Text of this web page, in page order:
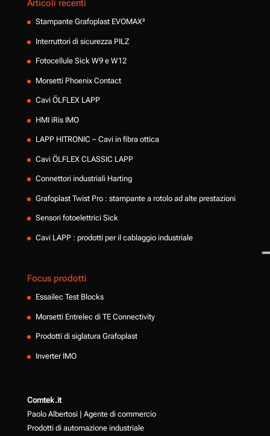
Articoli recenti
Stampante Grafoplast EVOMAX²
Interruttori di sicurezza PILZ
Fotocellule Sick W9 e W12
Morsetti Phoenix Contact
Cavi ÖLFLEX LAPP
HMI iRis IMO
LAPP HITRONIC – Cavi in fibra ottica
Cavi ÖLFLEX CLASSIC LAPP
Connettori industriali Harting
Grafoplast Twist Pro : stampante a rotolo ad alte prestazioni
Sensori fotoelettrici Sick
Cavi LAPP : prodotti per il cablaggio industriale
Focus prodotti
Essailec Test Blocks
Morsetti Entrelec di TE Connectivity
Prodotti di siglatura Grafoplast
Inverter IMO
Comtek.it
Paolo Albertosi | Agente di commercio
Prodotti di automazione industriale